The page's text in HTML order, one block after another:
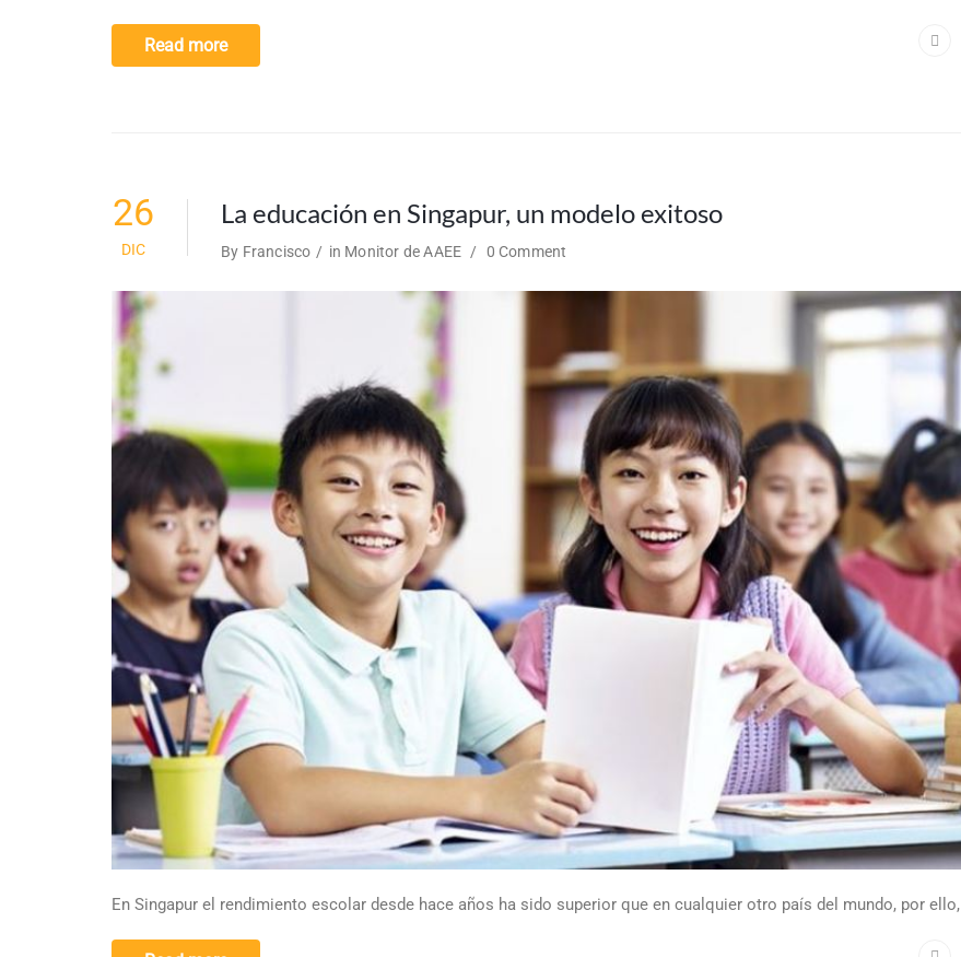
Read more
26
DIC
La educación en Singapur, un modelo exitoso
By Francisco in Monitor de AAEE 0 Comment
En Singapur el rendimiento escolar desde hace años ha sido superior que en cualquier otro país del mundo, por ello,